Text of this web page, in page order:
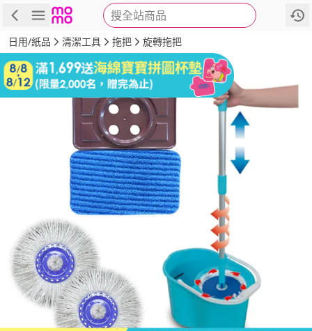
搜全站商品
商品 評價 詳情
日用/紙品 清潔工具 拖把 旋轉拖把